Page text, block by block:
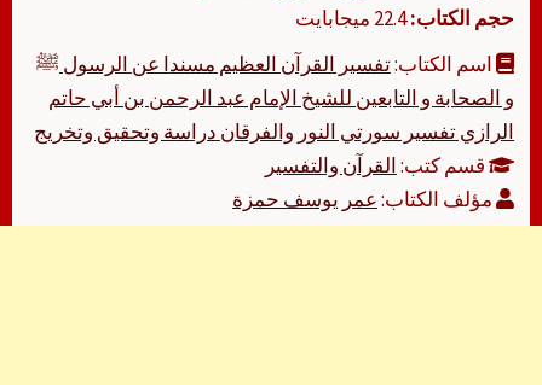
حجم الكتاب:22.4 ميجابايت
اسم الكتاب:تفسير القرآن العظيم مسندا عن الرسول ﷺ
و الصحابة و التابعين للشيخ الإمام عبد الرحمن بن أبي حاتم
الرازي تفسير سورتي النور والفرقان دراسة وتحقيق وتخريج
قسم كتب:القرآن والتفسير
مؤلف الكتاب:عمر يوسف حمزة